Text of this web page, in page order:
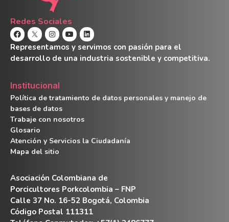
Redes Sociales
Representamos y servimos con pasión para el
desarrollo de una industria sostenible y competitiva.
Institucional
Política de tratamiento de datos personales y manejo de
bases de datos
Trabaje con nosotros
Glosario
Atención y Servicios la Ciudadanía
Mapa del sitio
Asociación Colombiana de
Porcicultores Porkcolombia – FNP
Calle 37 No. 16-52 Bogotá, Colombia
Código Postal 111311